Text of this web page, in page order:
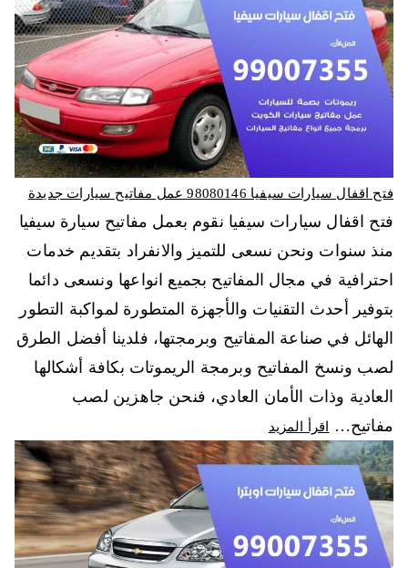
فتح اقفال سيارات سيفيا 98080146‬ عمل مفاتيح سيارات جديدة
فتح اقفال سيارات سيفيا نقوم بعمل مفاتيح سيارة سيفيا
منذ سنوات ونحن نسعى للتميز والانفراد بتقديم خدمات
احترافية في مجال المفاتيح بجميع انواعها ونسعى دائما
بتوفير أحدث التقنيات والأجهزة المتطورة لمواكبة التطور
الهائل في صناعة المفاتيح وبرمجتها، فلدينا أفضل الطرق
لصب ونسخ المفاتيح وبرمجة الريموتات بكافة أشكالها
العادية وذات الأمان العادي، فنحن جاهزين لصب
مفاتيح…
اقرأ المزيد